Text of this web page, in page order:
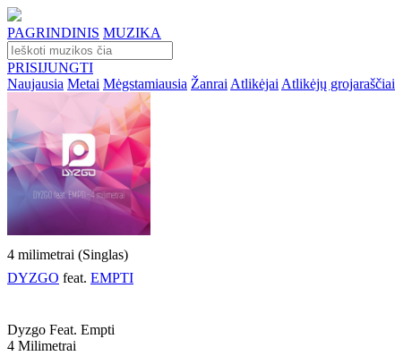
PAGRINDINIS MUZIKA
PRISIJUNGTI
Naujausia Metai Mėgstamiausia Žanrai Atlikėjai Atlikėjų grojaraščiai
4 milimetrai (Singlas)
DYZGO feat. EMPTI
Dyzgo Feat. Empti
4 Milimetrai